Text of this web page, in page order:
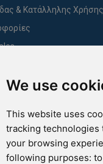
We use
This website uses
tracking technologies
your browsing
following purposes:
& Κατάλληλης
QUALITY INDEX
του ύπνου σας.